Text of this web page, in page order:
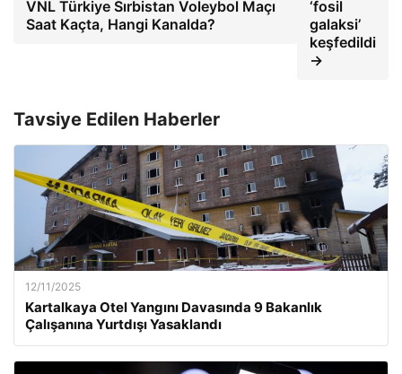
VNL Türkiye Sırbistan Voleybol Maçı
Saat Kaçta, Hangi Kanalda?
‘fosil
galaksi’
keşfedildi
→
Tavsiye Edilen Haberler
12/11/2025
Kartalkaya Otel Yangını Davasında 9 Bakanlık
Çalışanına Yurtdışı Yasaklandı